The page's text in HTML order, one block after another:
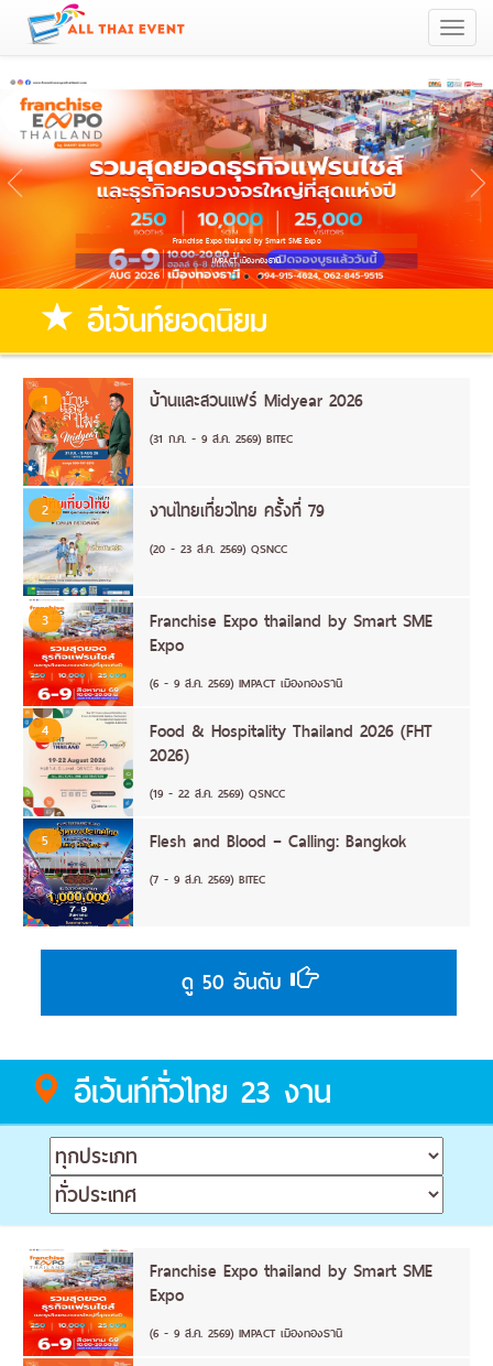
Franchise Expo thailand by Smart SME Expo
IMPACT เมืองทองธานี
อีเว้นท์ยอดนิยม
1 บ้านและสวนแฟร์ Midyear 2026
(31 ก.ค. - 9 ส.ค. 2569) BITEC
2 งานไทยเที่ยวไทย ครั้งที่ 79
(20 - 23 ส.ค. 2569) QSNCC
3
Franchise Expo thailand by Smart SME
Expo
(6 - 9 ส.ค. 2569) IMPACT เมืองทองธานี
4
Food & Hospitality Thailand 2026 (FHT
2026)
(19 - 22 ส.ค. 2569) QSNCC
5 Flesh and Blood – Calling: Bangkok
(7 - 9 ส.ค. 2569) BITEC
ดู 50 อันดับ
อีเว้นท์ทั่วไทย 23 งาน
Franchise Expo thailand by Smart SME
Expo
(6 - 9 ส.ค. 2569) IMPACT เมืองทองธานี